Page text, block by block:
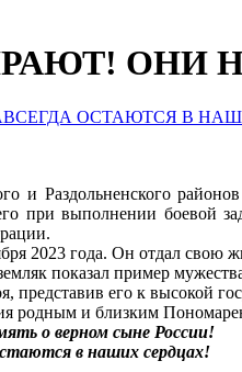
ОНИ
и Раздольненского
при выполнении боевой
2023 года. Он отдал свою
показал пример
представив его к высокой
родным и близким
о верном сыне России!
в наших сердцах!